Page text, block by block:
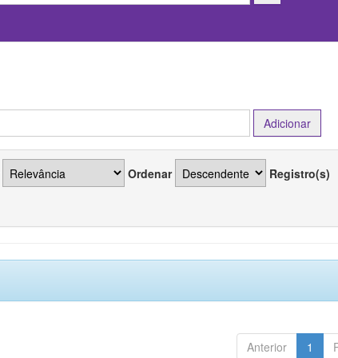
Ordenar Registro(s)
Anterior 1